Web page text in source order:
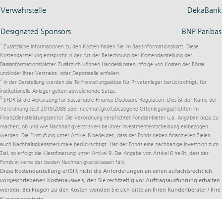
Verwahrstelle DekaBank
Designated Sponsors BNP Paribas
1 Zusätzliche Informationen zu den Kosten finden Sie im Basisinformationsblatt. Diese
Kostendarstellung entspricht in der Art der Berechnung der Kostendarstellung der
Basisinformationsblätter. Zusätzlich können Handelskosten infolge von Kosten der Börse
und/oder Ihrer Vertriebs- oder Depotstelle anfallen.
2
In der Darstellung werden die Teilfreistellungssätze für Privatanleger berücksichtigt, für
institutionelle Anleger gelten abweichende Sätze.
3 SFDR ist die Abkürzung für Sustainable Finance Disclosure Regulation. Dies ist der Name der
Verordnung (EU) 2019/2088 über nachhaltigkeitsbezogene Offenlegungspflichten im
Finanzdienstleistungssektor. Die Verordnung verpflichtet Fondsanbieter u.a. Angaben dazu zu
machen, ob und wie Nachhaltigkeitsrisiken bei ihrer Investmententscheidung einbezogen
werden. Die Einstufung unter Artikel 8 bedeutet, dass der Fonds neben finanziellen Zielen
auch Nachhaltigkeitsmerkmale berücksichtigt. Hat der Fonds eine nachhaltige Investition zum
Ziel, so erfolgt die Klassifizierung unter Artikel 9. Die Angabe von Artikel 6 heißt, dass der
Fonds in keine der beiden Nachhaltigkeitsklassen fällt.
Diese Kostendarstellung erfüllt nicht die Anforderungen an einen aufsichtsrechtlich
vorgeschriebenen Kostenausweis, den Sie rechtzeitig vor Auftragsausführung erhalten
werden. Bei Fragen zu den Kosten wenden Sie sich bitte an Ihren Kundenberater / Ihre